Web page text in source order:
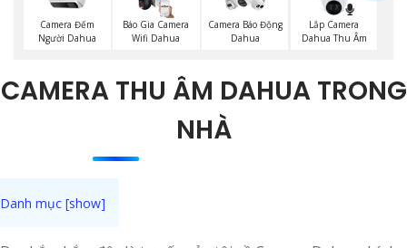
Camera Đếm
Người Dahua
Báo Gia Camera
Wifi Dahua
Camera Báo Động
Dahua
Lắp Camera
Dahua Thu Âm
CAMERA THU ÂM DAHUA TRONG
NHÀ